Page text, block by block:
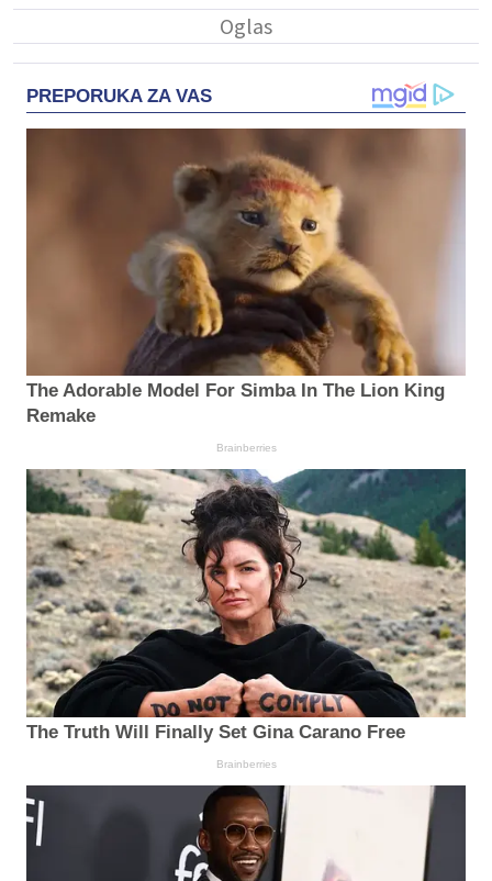
PREPORUKA ZA VAS
The Adorable Model For Simba In The Lion King
Remake
Brainberries
The Truth Will Finally Set Gina Carano Free
Brainberries